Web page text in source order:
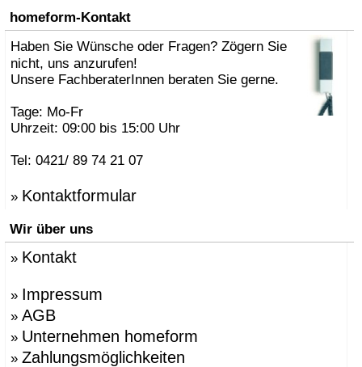
homeform-Kontakt
Haben Sie Wünsche oder Fragen? Zögern Sie
nicht, uns anzurufen!
Unsere FachberaterInnen beraten Sie gerne.
Tage: Mo-Fr
Uhrzeit: 09:00 bis 15:00 Uhr
Tel: 0421/ 89 74 21 07
» Kontaktformular
Wir über uns
» Kontakt
» Impressum
» AGB
» Unternehmen homeform
» Zahlungsmöglichkeiten